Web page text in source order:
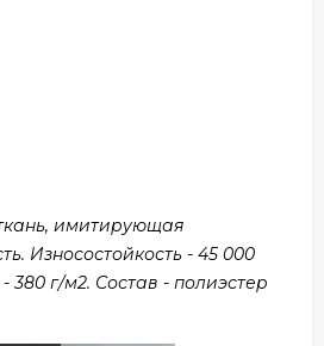
имитирующая
Износостойкость - 45 000
380 г/м2. Состав - полиэстер